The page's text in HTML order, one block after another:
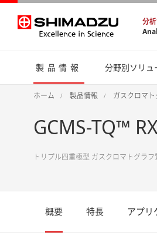
分
製品情報 分野別ソリュ
ホーム 製品情報 ガスクロマ
GCMS-TQ™
トリプル四重極型 ガスクロマトグラ
概要 特長 アプリ